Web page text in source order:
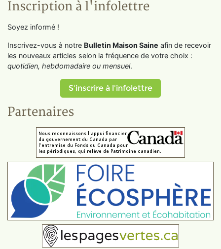
Inscription à l'infolettre
Soyez informé !
Inscrivez-vous à notre Bulletin Maison Saine afin de recevoir
les nouveaux articles selon la fréquence de votre choix :
quotidien, hebdomadaire ou mensuel.
S'inscrire à l'infolettre
Partenaires